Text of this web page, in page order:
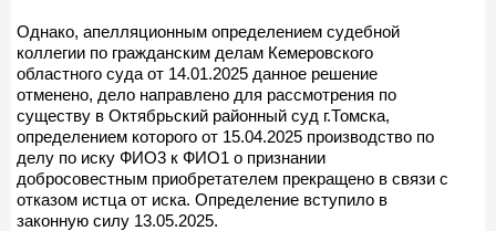
Однако, апелляционным определением судебной
коллегии по гражданским делам Кемеровского
областного суда от 14.01.2025 данное решение
отменено, дело направлено для рассмотрения по
существу в Октябрьский районный суд г.Томска,
определением которого от 15.04.2025 производство по
делу по иску ФИО3 к ФИО1 о признании
добросовестным приобретателем прекращено в связи с
отказом истца от иска. Определение вступило в
законную силу 13.05.2025.